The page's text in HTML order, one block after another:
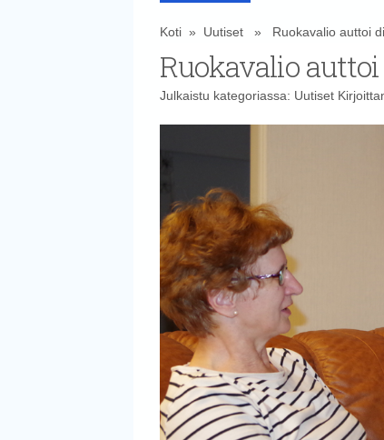
Koti» Uutiset» Ruokavalio auttoi
Ruokavalio
Julkaistu kategoriassa: Uutiset